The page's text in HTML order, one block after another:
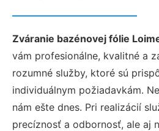
Zváranie bazénovej fólie
vám profesionálne, kvalitné a
rozumné služby, ktoré sú
individuálnym požiadavkám.
nám ešte dnes. Pri realizácií
precíznosť a odbornosť, ale aj